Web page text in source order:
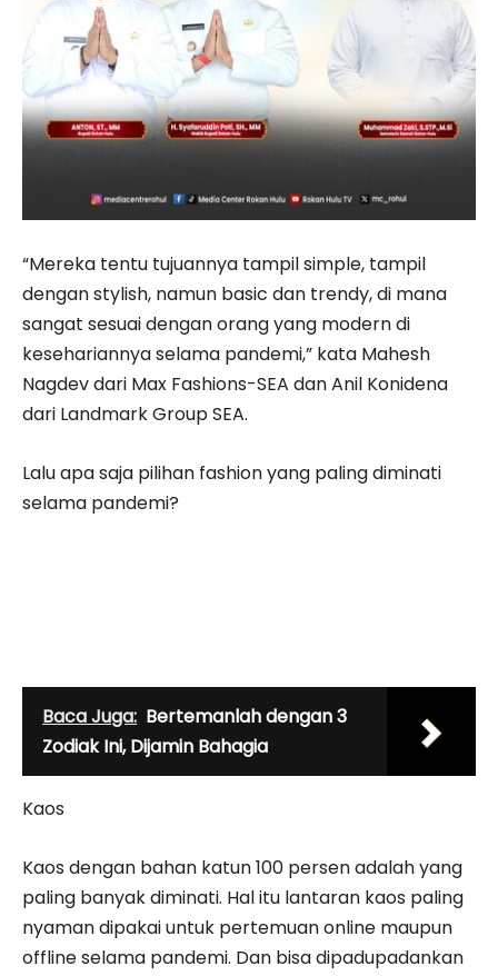
“Mereka tentu tujuannya tampil simple, tampil
dengan stylish, namun basic dan trendy, di mana
sangat sesuai dengan orang yang modern di
kesehariannya selama pandemi,” kata Mahesh
Nagdev dari Max Fashions-SEA dan Anil Konidena
dari Landmark Group SEA.
Lalu apa saja pilihan fashion yang paling diminati
selama pandemi?
Baca Juga: Bertemanlah dengan 3
Zodiak Ini, Dijamin Bahagia
Kaos
Kaos dengan bahan katun 100 persen adalah yang
paling banyak diminati. Hal itu lantaran kaos paling
nyaman dipakai untuk pertemuan online maupun
offline selama pandemi. Dan bisa dipadupadankan